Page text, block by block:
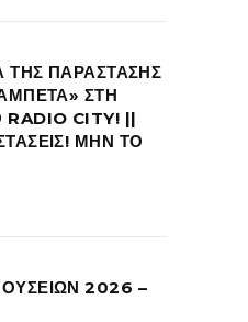
ΤΗΣ ΠΑΡΑΣΤΑΣΗΣ
ΣΤΗ
CITY! ||
ΜΗΝ ΤΟ
2026 –